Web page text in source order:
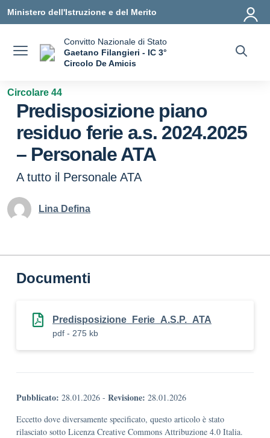
Ministero dell'Istruzione e del Merito
Convitto Nazionale di Stato
Gaetano Filangieri - IC 3°
Circolo De Amicis
Circolare 44
Predisposizione piano
residuo ferie a.s. 2024.2025
– Personale ATA
A tutto il Personale ATA
Lina Defina
Documenti
Predisposizione_Ferie_A.S.P._ATA
pdf - 275 kb
Pubblicato: 28.01.2026 - Revisione: 28.01.2026
Eccetto dove diversamente specificato, questo articolo è stato
rilasciato sotto Licenza Creative Commons Attribuzione 4.0 Italia.